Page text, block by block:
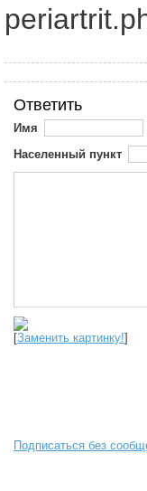
Ответить
Имя
Населенный пункт
[Заменить картинку!]
Подписаться без